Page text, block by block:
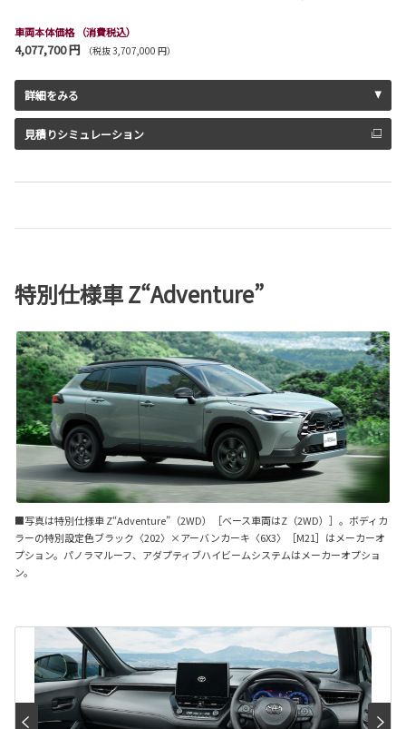
車両本体価格 （消費税込）
4,077,700 円 （税抜 3,707,000 円）
詳細をみる
見積りシミュレーション
特別仕様車 Z“Adventure”
■写真は特別仕様車 Z“Adventure”（2WD）［ベース車両はZ（2WD）］。ボディカ
ラーの特別設定色ブラック〈202〉×アーバンカーキ〈6X3〉［M21］はメーカーオ
プション。パノラマルーフ、アダプティブハイビームシステムはメーカーオプショ
ン。